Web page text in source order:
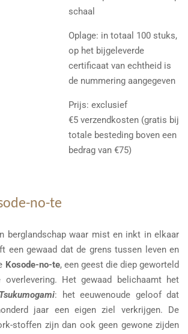
schaal
Oplage: in totaal 100 stuks,
op het bijgeleverde
certificaat van echtheid is
de nummering aangegeven
Prijs: exclusief
€5 verzendkosten (gratis bij
totale besteding boven een
bedrag van €75)
no-te
berglandschap waar mist en inkt in elkaar
een gewaad dat de grens tussen leven en
Kosode-no-te, een geest die diep geworteld
Het gewaad belichaamt het
Tsukumogami: het eeuwenoude geloof dat
jaar een eigen ziel verkrijgen. De
stoffen zijn dan ook geen gewone zijden